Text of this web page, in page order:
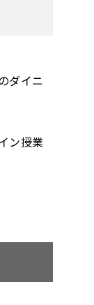
ダイニ
ン授業